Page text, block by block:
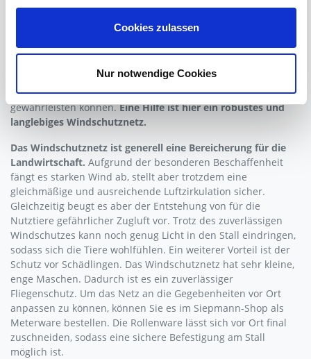
Cookies zulassen
Nur notwendige Cookies
kommt es für gute Haltungsbedingungen nicht nur auf einen
auch, dass das Stallklima den Bedürfnissen von Rind, Schaf
und Geflügel beispielsweise gerecht wird. Um diesen
Nutzviehhaltung Offenställe etabliert. Doch auch mit diesem
Stallkonzept müssen Sie einen guten Witterungsschutz
gewährleisten können.Eine Hilfe ist hier ein robustes und
langlebiges Windschutznetz.
Das Windschutznetz ist generell eine Bereicherung für die
Landwirtschaft. Aufgrund der besonderen Beschaffenheit
fängt es starken Wind ab, stellt aber trotzdem eine
gleichmäßige und ausreichende Luftzirkulation sicher.
Gleichzeitig beugt es aber der Entstehung von für die
Nutztiere gefährlicher Zugluft vor. Trotz des zuverlässigen
Windschutzes kann noch genug Licht in den Stall eindringen,
sodass sich die Tiere wohlfühlen. Ein weiterer Vorteil ist der
Schutz vor Schädlingen. Das Windschutznetz hat sehr kleine,
enge Maschen. Dadurch ist es ein zuverlässiger
Fliegenschutz. Um das Netz an die Gegebenheiten vor Ort
anpassen zu können, können Sie es im Siepmann-Shop als
Meterware bestellen. Die Rollenware lässt sich vor Ort final
zuschneiden, sodass eine sichere Befestigung am Stall
möglich ist.